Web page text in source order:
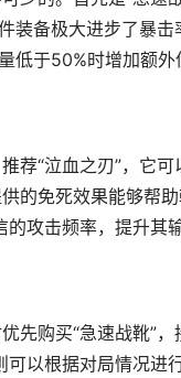
装备极大进步了暴
低于50%时增加额
荐“泣血之刃”，它
的免死效果能够帮
攻击频率，提升其
先购买“急速战靴”
以根据对局情况